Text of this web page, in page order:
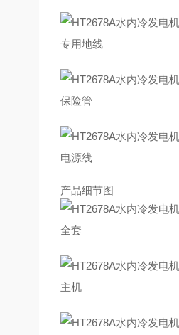
专用地线
保险管
电源线
产品细节图
全套
主机